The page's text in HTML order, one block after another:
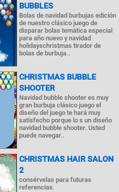
BUBBLES
Bolas de navidad burbujas edición
de nuestro clásico juego de
disparar bolas temática especial
para año nuevo y navidad
holidayschristmas tirador de
bolas de burbuja..
CHRISTMAS BUBBLE
SHOOTER
Navidad bubble shooter es muy
gran burbuja clásico juego el
diseño del juego te hará muy
satisfecho porque lo s un diseño
navidad bubble shooter. Usted
puede navegar..
CHRISTMAS HAIR SALON
2
consérvelas para futuras
referencias.